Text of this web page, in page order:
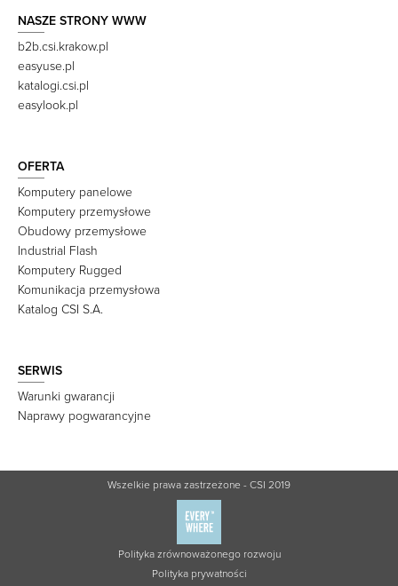
NASZE STRONY WWW
b2b.csi.krakow.pl
easyuse.pl
katalogi.csi.pl
easylook.pl
OFERTA
Komputery panelowe
Komputery przemysłowe
Obudowy przemysłowe
Industrial Flash
Komputery Rugged
Komunikacja przemysłowa
Katalog CSI S.A.
SERWIS
Warunki gwarancji
Naprawy pogwarancyjne
Wszelkie prawa zastrzeżone - CSI 2019
Polityka zrównoważonego rozwoju
Polityka prywatności